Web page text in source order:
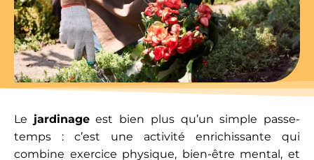
Le jardinageest bien plus qu’un simple passe-
temps : c’est une activité enrichissante qui
combine exercice physique, bien-être mental, et